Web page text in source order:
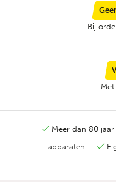
Bij
Meer dan 80 jaar
apparaten